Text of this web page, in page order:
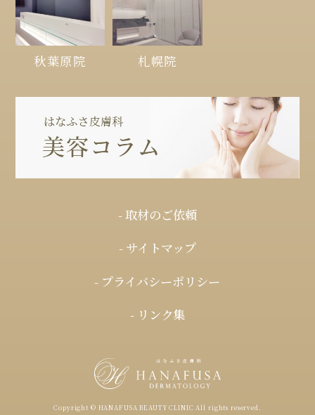
秋葉原院 札幌院
- 取材のご依頼
- サイトマップ
- プライバシーポリシー
- リンク集
Copyright © HANAFUSA BEAUTY CLINIC All rights reserved.